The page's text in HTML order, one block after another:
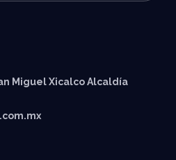
Miguel Xicalco Alcaldía